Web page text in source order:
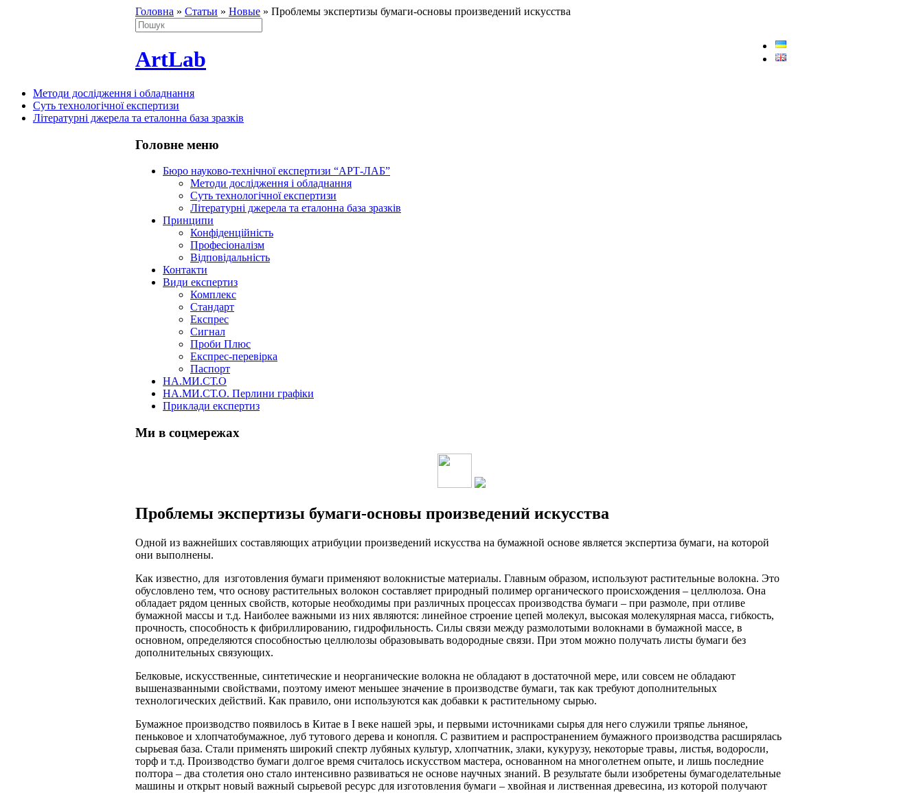
Головна » Статьи » Новые » Проблемы экспертизы бумаги-основы произведений искусства
ArtLab
Методи дослідження і обладнання
Суть технологічної експертизи
Літературні джерела та еталонна база зразків
Головне меню
Бюро науково-технічної експертизи “АРТ-ЛАБ”
Методи дослідження і обладнання
Суть технологічної експертизи
Літературні джерела та еталонна база зразків
Принципи
Конфіденційність
Професіоналізм
Відповідальність
Контакти
Види експертиз
Комплекс
Стандарт
Експрес
Сигнал
Проби Плюс
Експрес-перевірка
Паспорт
НА.МИ.СТ.О
НА.МИ.СТ.О. Перлини графіки
Приклади експертиз
Ми в соцмережах
Skip
to
Проблемы экспертизы бумаги-основы произведений искусства
Одной из важнейших составляющих атрибуции произведений искусства на бумажной основе является экспертиза бумаги, на которой
они выполнены.
Как известно, для изготовления бумаги применяют волокнистые материалы. Главным образом, используют растительные волокна. Это
обусловлено тем, что основу растительных волокон составляет природный полимер органического происхождения – целлюлоза. Она
обладает рядом ценных свойств, которые необходимы при различных процессах производства бумаги – при размоле, при отливе
бумажной массы и т.д. Наиболее важными из них являются: линейное строение цепей молекул, высокая молекулярная масса, гибкость,
прочность, способность к фибриллированию, гидрофильность. Силы связи между размолотыми волокнами в бумажной массе, в
основном, определяются способностью целлюлозы образовывать водородные связи. При этом можно получать листы бумаги без
дополнительных связующих.
Белковые, искусственные, синтетические и неорганические волокна не обладают в достаточной мере, или совсем не обладают
вышеназванными свойствами, поэтому имеют меньшее значение в производстве бумаги, так как требуют дополнительных
технологических действий. Как правило, они используются как добавки к растительному сырью.
Бумажное производство появилось в Китае в I веке нашей эры, и первыми источниками сырья для него служили тряпье льняное,
пеньковое и хлопчатобумажное, луб тутового дерева и конопля. С развитием и распространением бумажного производства расширялась
сырьевая база. Стали применять широкий спектр лубяных культур, хлопчатник, злаки, кукурузу, некоторые травы, листья, водоросли,
торф и т.д. Производство бумаги долгое время считалось искусством мастера, основанном на многолетнем опыте, и лишь последние
полтора – два столетия оно стало интенсивно развиваться не основе научных знаний. В результате были изобретены бумагоделательные
машины и открыт новый важный сырьевой ресурс для изготовления бумаги – хвойная и лиственная древесина, из которой получают